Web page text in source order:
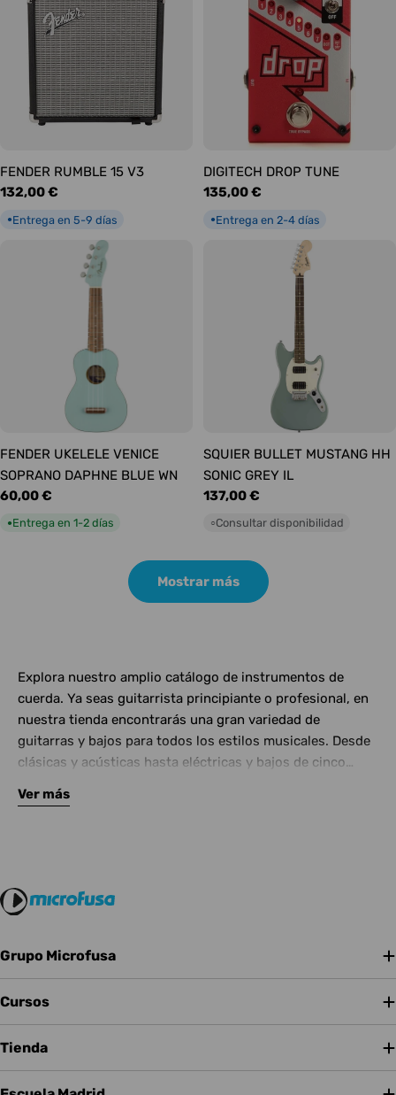
FENDER RUMBLE 15 V3
Precio
132,00 €
●Entrega en 5-9 días
DIGITECH DROP TUNE
Precio
135,00 €
●Entrega en 2-4 días
FENDER UKELELE VENICE
SOPRANO DAPHNE BLUE WN
Precio
habitual
60,00 €
●Entrega en 1-2 días
SQUIER BULLET MUSTANG HH
SONIC GREY IL
Precio
habitual
137,00 €
○Consultar disponibilidad
Mostrar más
Explora nuestro amplio catálogo de instrumentos de
cuerda. Ya seas guitarrista principiante o profesional, en
nuestra tienda encontrarás una gran variedad de
guitarras y bajos para todos los estilos musicales. Desde
clásicas y acústicas hasta eléctricas y bajos de cinco
Complementa tu instrumento con amplificadores de
Ver más
Grupo Microfusa
Cursos
Tienda